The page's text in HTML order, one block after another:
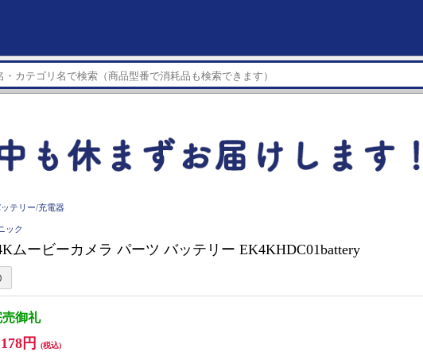
テリー/充電器
ック
ムービーカメラ パーツ バッテリー EK4KHDC01battery
売御礼
円 (税込)